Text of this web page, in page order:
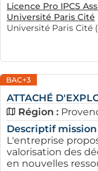
Licence Pro IPCS
Université Paris Cité
Université Paris Cité
BAC+3
ATTACHÉ
Région :
Descriptif mission
L'entreprise
valorisation des
en nouvelles